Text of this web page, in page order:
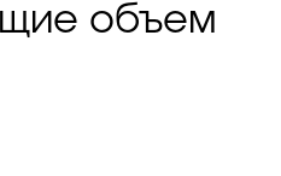
объем